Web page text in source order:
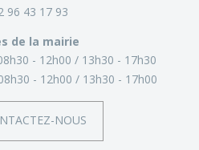
96 43 17 93
de la mairie
- 12h00
13h30 - 17h30
- 12h00 13h30 - 17h00
NOUS